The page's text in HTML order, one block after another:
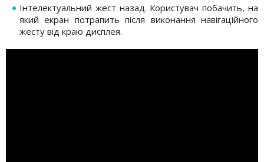
Інтелектуальний жест назад. Користувач побачить, на
який екран потрапить після виконання навігаційного
жесту від краю дисплея.